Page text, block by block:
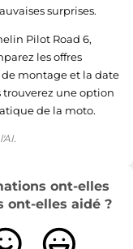
surprises.
Pilot Road 6,
les offres
montage et la date
trouverez une option
de la moto.
ont-elles
ont-elles aidé ?